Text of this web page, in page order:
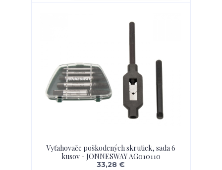
Vyťahovače poškodených skrutiek, sada 6
kusov - JONNESWAY AG010110
33,28 €